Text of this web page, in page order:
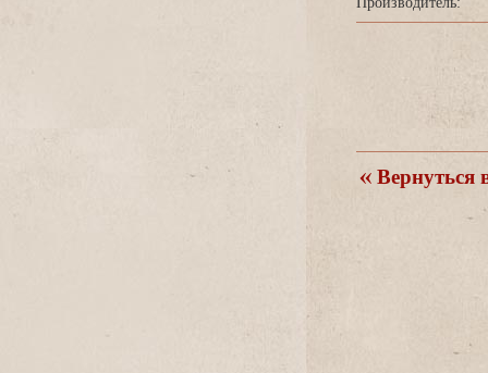
ернуться